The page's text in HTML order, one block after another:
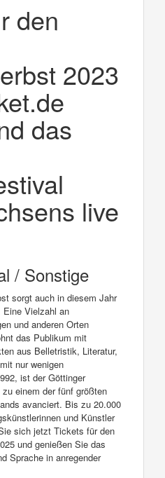
den
2023
das
live
/ Sonstige
sorgt auch in diesem Jahr
Eine Vielzahl an
und anderen Orten
das Publikum mit
aus Belletristik, Literatur,
nur wenigen
ist der Göttinger
einem der fünf größten
avanciert. Bis zu 20.000
und Künstler
sich jetzt Tickets für den
und genießen Sie das
Sprache in anregender